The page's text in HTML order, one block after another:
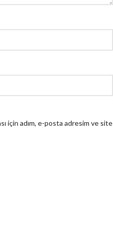
için adım, e-posta adresim ve site